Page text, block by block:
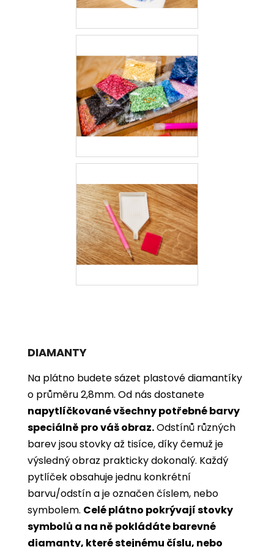
DIAMANTY
Na plátno budete sázet plastové diamantíky
o průměru 2,8mm. Od nás dostanete
napytlíčkované všechny potřebné barvy
speciálně pro váš obraz.Odstínů různých
barev jsou stovky až tisíce, díky čemuž je
výsledný obraz prakticky dokonalý. Každý
pytlíček obsahuje jednu konkrétní
barvu/odstín a je označen číslem, nebo
symbolem. Celé plátno pokrývají stovky
symbolů a na ně pokládáte barevné
diamanty, které stejnému číslu, nebo